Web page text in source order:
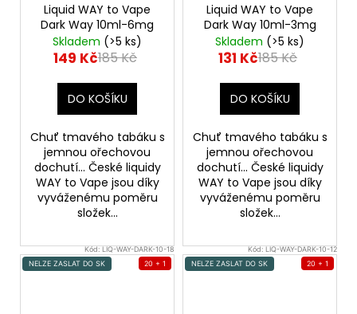
Liquid WAY to Vape
Dark Way 10ml-6mg
Skladem (>5 ks)
149 Kč185 Kč
DO KOŠÍKU
Chuť tmavého tabáku s
jemnou ořechovou
dochutí... České liquidy
WAY to Vape jsou díky
vyváženému poměru
složek...
Liquid WAY to Vape
Dark Way 10ml-3mg
Skladem (>5 ks)
131 Kč185 Kč
DO KOŠÍKU
Chuť tmavého tabáku s
jemnou ořechovou
dochutí... České liquidy
WAY to Vape jsou díky
vyváženému poměru
složek...
Kód:LIQ-WAY-DARK-10-18
NELZE ZASLAT DO SK
20 + 1
Kód:LIQ-WAY-DARK-10-12
NELZE ZASLAT DO SK
20 + 1